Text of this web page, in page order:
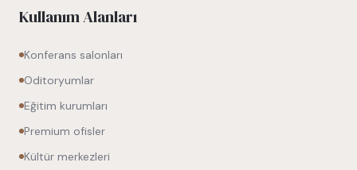
Kullanım Alanları
Konferans salonları
Oditoryumlar
Eğitim kurumları
Premium ofisler
Kültür merkezleri